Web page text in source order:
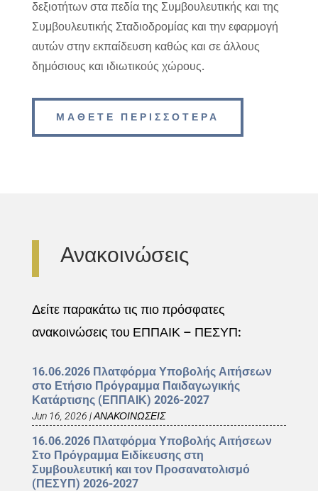
δεξιοτήτων στα πεδία της Συμβουλευτικής και της
Συμβουλευτικής Σταδιοδρομίας και την εφαρμογή
αυτών στην εκπαίδευση καθώς και σε άλλους
δημόσιους και ιδιωτικούς χώρους.
ΜΑΘΕΤΕ ΠΕΡΙΣΣΟΤΕΡΑ
Ανακοινώσεις
Δείτε παρακάτω τις πιο πρόσφατες
ανακοινώσεις του ΕΠΠΑΙΚ – ΠΕΣΥΠ:
16.06.2026 Πλατφόρμα Υποβολής Αιτήσεων
στο Ετήσιο Πρόγραμμα Παιδαγωγικής
Κατάρτισης (ΕΠΠΑΙΚ) 2026-2027
Jun 16, 2026 |ΑΝΑΚΟΙΝΩΣΕΙΣ
16.06.2026 Πλατφόρμα Υποβολής Αιτήσεων
Στο Πρόγραμμα Ειδίκευσης στη
Συμβουλευτική και τον Προσανατολισμό
(ΠΕΣΥΠ) 2026-2027